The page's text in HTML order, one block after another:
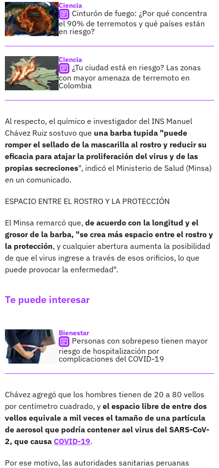
Ciencia
Cinturón de fuego: ¿Por qué concentra
el 90% de terremotos y qué países están
en riesgo?
Ciencia
¿Tu ciudad está en riesgo? Las zonas
con mayor amenaza de terremoto en
Colombia
Al respecto, el químico e investigador del INS Manuel
Chávez Ruiz sostuvo que una barba tupida "puede
romper el sellado de la mascarilla al rostro y reducir su
eficacia para atajar la proliferación del virus y de las
propias secreciones", indicó el Ministerio de Salud (Minsa)
en un comunicado.
ESPACIO ENTRE EL ROSTRO Y LA PROTECCIÓN
El Minsa remarcó que, de acuerdo con la longitud y el
grosor de la barba, "se crea más espacio entre el rostro y
la protección, y cualquier abertura aumenta la posibilidad
de que el virus ingrese a través de esos orificios, lo que
puede provocar la enfermedad".
Te puede interesar
Bienestar
Personas con sobrepeso tienen mayor
riesgo de hospitalización por
complicaciones del COVID-19
Chávez agregó que los hombres tienen de 20 a 80 vellos
por centímetro cuadrado, y el espacio libre de entre dos
vellos equivale a mil veces el tamaño de una partícula
de aerosol que podría contener ael virus del SARS-CoV-
2, que causa COVID-19.
Por ese motivo, las autoridades sanitarias peruanas